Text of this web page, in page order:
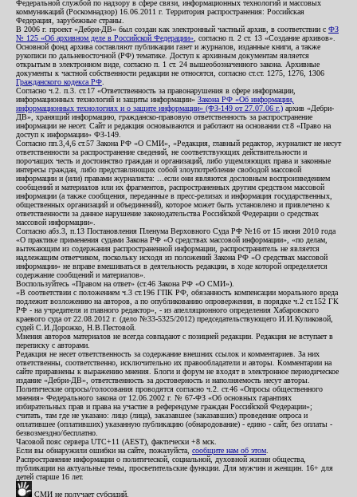
Федеральной службой по надзору в сфере связи, информационных технологий и массовых
коммуникаций (Роскомнадзор) 16.06.2011 г. Территория распространения: Российская
Федерация, зарубежные страны.
В 2006 г. проект «Дебри-ДВ» был создан как электронный частный архив, в соответствии с ФЗ
№ 125 «Об архивном деле в Российской Федерации» , согласно п. 2 ст. 13 «Создание архивов».
Основной фонд архива составляют публикации газет и журналов, изданные книги, а также
рукописи по дальневосточной (РФ) тематике. Доступ к архивным документам является
открытым в электронном виде, согласно п. 1 ст. 24 вышеобозначенного закона. Архивные
документы к частной собственности редакции не относятся, согласно ст.ст. 1275, 1276, 1306
Гражданского кодекса РФ
Согласно ч.2. п.3. ст.17 «Ответственность за правонарушения в сфере информации,
информационных технологий и защиты информации» Закона РФ «Об информации,
информационных технологиях и о защите информации» (ФЗ-149 от 27.07.06 г.) архив «Дебри-
ДВ», хранящий информацию, гражданско-правовую ответственность за распространение
информации не несет. Сайт и редакция основываются и работают на основании ст.8 «Право на
доступ к информации» ФЗ-149.
Согласно пп.3,4,6 ст.57 Закона РФ «О СМИ», «Редакция, главный редактор, журналист не несут
ответственности за распространение сведений, не соответствующих действительности и
порочащих честь и достоинство граждан и организаций, либо ущемляющих права и законные
интересы граждан, либо представляющих собой злоупотребление свободой массовой
информации и (или) правами журналиста: ...если они являются дословным воспроизведением
сообщений и материалов или их фрагментов, распространенных другим средством массовой
информации (а также сообщения, переданные в пресс-релизах и информация государственных,
общественных организаций и объединений), которое может быть установлено и привлечено к
ответственности за данное нарушение законодательства Российской Федерации о средствах
массовой информации».
Согласно абз.3, п.13 Постановления Пленума Верховного Суда РФ №16 от 15 июня 2010 года
«О практике применения судами Закона РФ «О средствах массовой информации», «по делам,
вытекающим из содержания распространенной информации, распространитель не является
надлежащим ответчиком, поскольку исходя из положений Закона РФ «О средствах массовой
информации» не вправе вмешиваться в деятельность редакции, в ходе которой определяется
содержание сообщений и материалов».
Воспользуйтесь «Правом на ответ» (ст.46 Закона РФ «О СМИ»).
«В соответствии с положением ч.3 ст.196 ГПК РФ, обязанность компенсации морального вреда
подлежит возложению на авторов, а по опубликованию опровержения, в порядке ч.2 ст.152 ГК
РФ - на учредителя и главного редактор», - из апелляционного определения Хабаровского
краевого суда от 22.08.2012 г. (дело №33-5325/2012) председательствующего И.И.Куликовой,
судей С.И.Дорожко, Н.В.Пестовой.
Мнения авторов материалов не всегда совпадают с позицией редакции. Редакция не вступает в
переписку с авторами.
Редакция не несет ответственность за содержание внешних ссылок и комментариев. За них
ответственны, соответственно, исключительно их правообладатели и авторы. Комментарии на
сайте приравнены к выражению мнения. Блоги и форум не входят в электронное периодическое
издание «Дебри-ДВ», ответственность за достоверность и наполняемость несут авторы.
Политические опросы/голосования проводятся согласно ч.2. ст.46 «Опросы общественного
мнения» Федерального закона от 12.06.2002 г. № 67-ФЗ «Об основных гарантиях
избирательных прав и права на участие в референдуме граждан Российской Федерации»;
считать, там где не указано: лицо (лица), заказавшее (заказавших) проведение опроса и
оплатившее (оплативших) указанную публикацию (обнародование) - едино - сайт, без оплаты -
безвозмездно/бесплатно.
Часовой пояс сервера UTC+11 (AEST), фактически +8 мск.
Если вы обнаружили ошибки на сайте, пожалуйста, сообщите нам об этом
Распространение информации о политической, социальной, духовной жизни общества,
публикации на актуальные темы, просветительские функции. Для мужчин и женщин. 16+ для
детей старше 16 лет.
СМИ не получает субсидий.